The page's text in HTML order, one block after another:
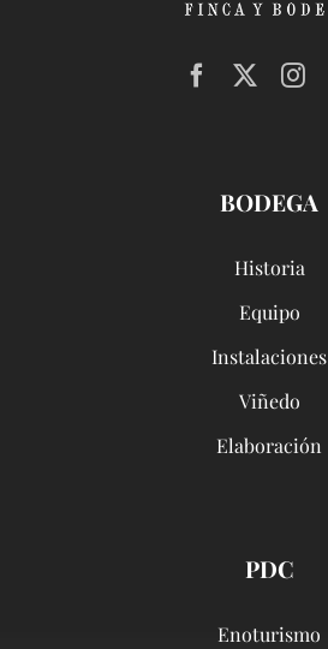
BODEGA
Historia
Equipo
Instalaciones
Viñedo
Elaboración
PDC
Enoturismo